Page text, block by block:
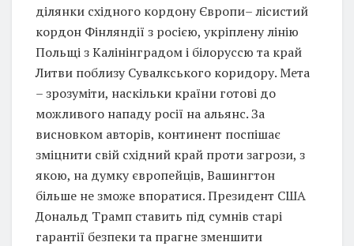
ділянки східного кордону Європи– лісистий
кордон Фінляндії з росією, укріплену лінію
Польщі з Калінінградом і білоруссю та край
Литви поблизу Сувалкського коридору. Мета
– зрозуміти, наскільки країни готові до
можливого нападу росії на альянс. За
висновком авторів, континент поспішає
зміцнити свій східний край проти загрози, з
якою, на думку європейців, Вашингтон
більше не зможе впоратися. Президент США
Дональд Трамп ставить під сумнів старі
гарантії безпеки та прагне зменшити